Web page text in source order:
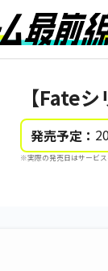
【Fate
発売予定：
※実際の発売日はサービス